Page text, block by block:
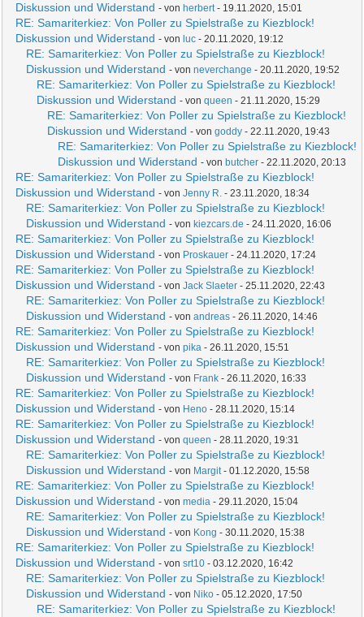
Diskussion und Widerstand - von herbert- 19.11.2020, 15:01
RE: Samariterkiez: Von Poller zu Spielstraße zu Kiezblock!
Diskussion und Widerstand - von luc - 20.11.2020, 19:12
RE: Samariterkiez: Von Poller zu Spielstraße zu Kiezblock!
Diskussion und Widerstand - vonneverchange - 20.11.2020, 19:52
RE: Samariterkiez: Von Poller zu Spielstraße zu Kiezblock!
Diskussion und Widerstand - vonqueen - 21.11.2020, 15:29
RE: Samariterkiez: Von Poller zu Spielstraße zu Kiezblock!
Diskussion und Widerstand - vongoddy - 22.11.2020, 19:43
RE: Samariterkiez: Von Poller zu Spielstraße zu Kiezblock!
Diskussion und Widerstand - von butcher - 22.11.2020, 20:13
RE: Samariterkiez: Von Poller zu Spielstraße zu Kiezblock!
Diskussion und Widerstand - vonJenny R. - 23.11.2020, 18:34
RE: Samariterkiez: Von Poller zu Spielstraße zu Kiezblock!
Diskussion und Widerstand - von kiezcars.de - 24.11.2020, 16:06
RE: Samariterkiez: Von Poller zu Spielstraße zu Kiezblock!
Diskussion und Widerstand - von Proskauer - 24.11.2020, 17:24
RE: Samariterkiez: Von Poller zu Spielstraße zu Kiezblock!
Diskussion und Widerstand - vonJack Slaeter - 25.11.2020, 22:43
RE: Samariterkiez: Von Poller zu Spielstraße zu Kiezblock!
Diskussion und Widerstand - vonandreas - 26.11.2020, 14:46
RE: Samariterkiez: Von Poller zu Spielstraße zu Kiezblock!
Diskussion und Widerstand - vonpika - 26.11.2020, 15:51
RE: Samariterkiez: Von Poller zu Spielstraße zu Kiezblock!
Diskussion und Widerstand - von Frank - 26.11.2020, 16:33
RE: Samariterkiez: Von Poller zu Spielstraße zu Kiezblock!
Diskussion und Widerstand - von Heno - 28.11.2020, 15:14
RE: Samariterkiez: Von Poller zu Spielstraße zu Kiezblock!
Diskussion und Widerstand - vonqueen - 28.11.2020, 19:31
RE: Samariterkiez: Von Poller zu Spielstraße zu Kiezblock!
Diskussion und Widerstand - von Margit- 01.12.2020, 15:58
RE: Samariterkiez: Von Poller zu Spielstraße zu Kiezblock!
Diskussion und Widerstand - vonmedia - 29.11.2020, 15:04
RE: Samariterkiez: Von Poller zu Spielstraße zu Kiezblock!
Diskussion und Widerstand - von Kong - 30.11.2020, 15:38
RE: Samariterkiez: Von Poller zu Spielstraße zu Kiezblock!
Diskussion und Widerstand - vonsrt10 - 03.12.2020, 16:42
RE: Samariterkiez: Von Poller zu Spielstraße zu Kiezblock!
Diskussion und Widerstand - von Niko - 05.12.2020, 17:50
RE: Samariterkiez: Von Poller zu Spielstraße zu Kiezblock!